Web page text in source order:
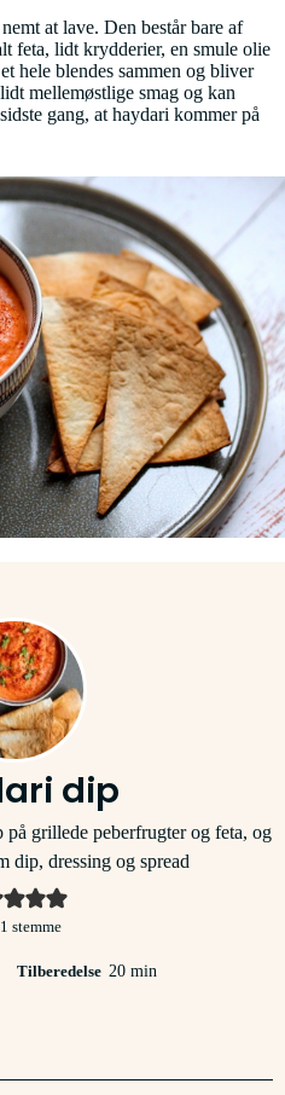
at lave. Den består bare af
feta, lidt krydderier, en smule olie
hele blendes sammen og bliver
mellemøstlige smag og kan
gang, at haydari kommer på
dip
grillede peberfrugter og feta, og
dip, dressing og spread
stemme
Tilberedelse 20minutter
min